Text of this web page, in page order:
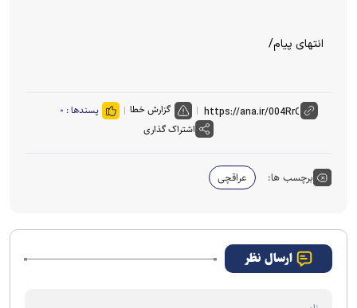
انتهای پیام/
گزارش خطا پسندها : ۰
اشتراک گذاری
برچسب ها: عراقچی
ارسال نظر